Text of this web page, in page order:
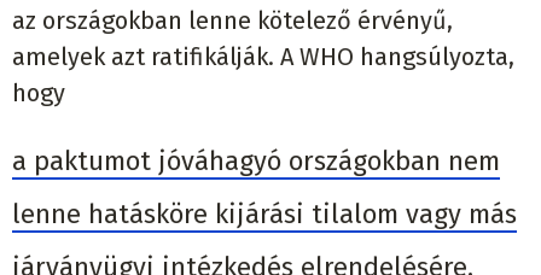
az országokban lenne kötelező érvényű,
amelyek azt ratifikálják. A WHO hangsúlyozta,
hogy
a paktumot jóváhagyó országokban nem
lenne hatásköre kijárási tilalom vagy más
járványügyi intézkedés elrendelésére,